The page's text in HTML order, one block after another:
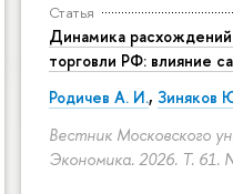
Статья
Динамика
торговли РФ: влияние
Родичев А. И., Зиняков
Вестник Московского
Экономика. 2026. Т. 61.